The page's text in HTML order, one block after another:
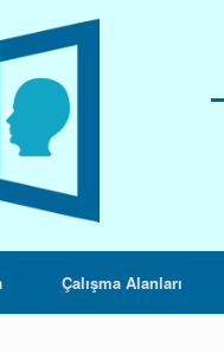
Çalışma Alanları